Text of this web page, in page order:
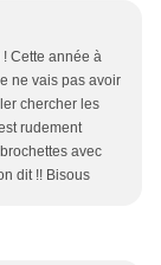
Cette année à
ne vais pas avoir
chercher les
rudement
avec
dit !! Bisous